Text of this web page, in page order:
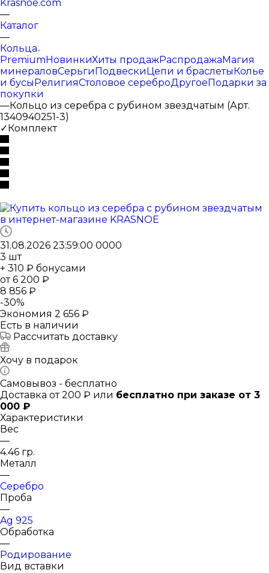
Krasnoe.com
—
Каталог
—
Кольца
PremiumНовинкиХиты продажРаспродажаМагия
минераловСерьгиПодвескиЦепи и браслетыКолье
и бусыРелигияСтоловое сереброДругоеПодарки за
покупки
—Кольцо из серебра с рубином звездчатым (Арт.
1340940251-3)
✓Комплект
31.08.2026 23:59:00 0000
3 шт
+ 310 ₽ бонусами
от6 200 ₽
8 856 ₽
-30%
Экономия 2 656 ₽
Есть в наличии
Рассчитать доставку
Хочу в подарок
Самовывоз - бесплатно
Доставка от 200 ₽ или бесплатно при заказе от 3
000 ₽
Характеристики
Вес
—
4.46 гр.
Металл
—
Серебро
Проба
—
Ag 925
Обработка
—
Родирование
Вид вставки